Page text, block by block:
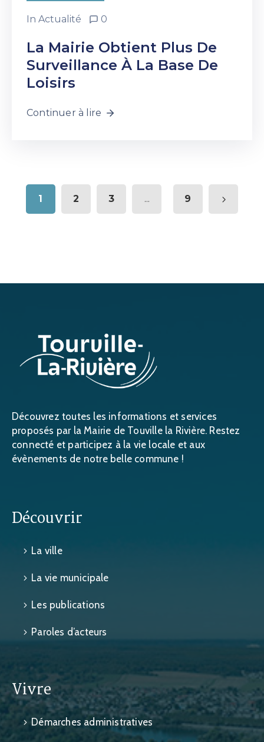
In Actualité 0
La Mairie Obtient Plus De
Surveillance À La Base De
Loisirs
Continuer à lire
1 2 3 ... 9
Découvrez toutes les informations et services
proposés par la Mairie de Touville la Rivière. Restez
connecté et participez à la vie locale et aux
évènements de notre belle commune !
Découvrir
La ville
La vie municipale
Les publications
Paroles d’acteurs
Vivre
Démarches administratives